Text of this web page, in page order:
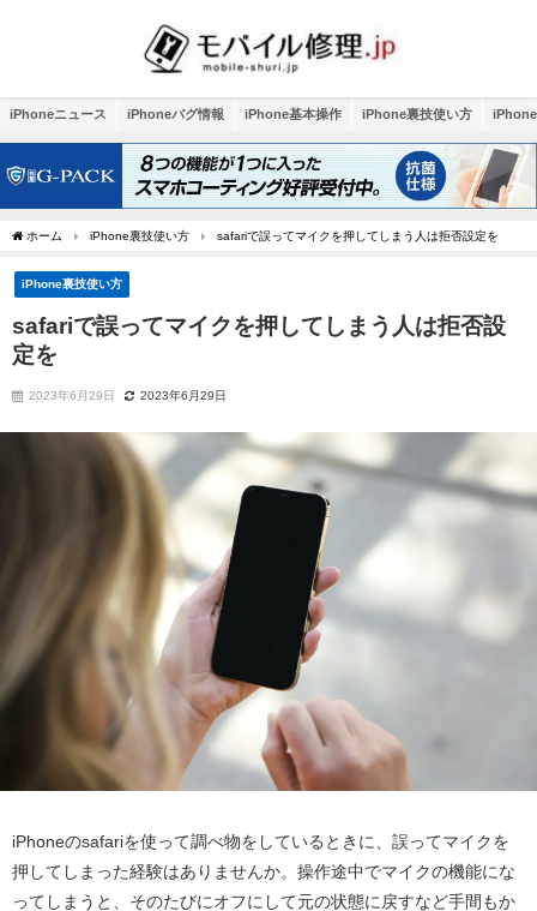
iPhoneニュース iPhoneバグ情報 iPhone基本操作 iPhone裏技使い方
ホーム iPhone裏技使い方 safariで誤ってマイクを押してしまう人は拒否設定を
iPhone裏技使い方
safariで誤ってマイクを押してしまう人は拒否設
定を
2023年6月29日 2023年6月29日
iPhoneのsafariを使って調べ物をしているときに、誤ってマイクを
押してしまった経験はありませんか。操作途中でマイクの機能にな
ってしまうと、そのたびにオフにして元の状態に戻すなど手間もか